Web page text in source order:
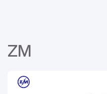
ZM